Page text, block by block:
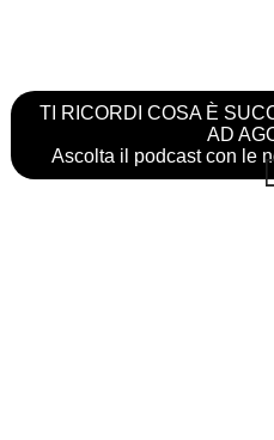
TI RICORDI COSA È
AD
Ascolta il podcast con le